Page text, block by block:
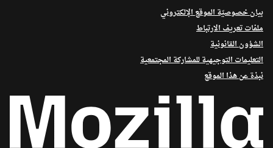
بيان خصوصيّة الموقع الإلكتروني
ملفات تعريف الارتباط
الشؤون القانونية
التعليمات التوجيهية للمشاركة المجتمعية
نبذة عن هذا الموقع